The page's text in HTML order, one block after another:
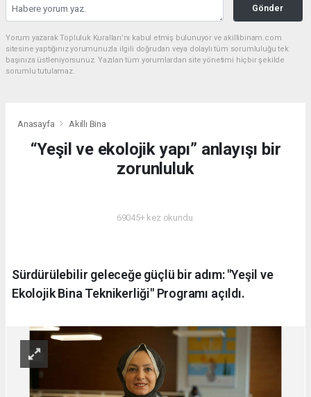
Gönder
Yorum yazarak Topluluk Kuralları’nı kabul etmiş bulunuyor ve akillibinam.com
sitesine yaptığınız yorumunuzla ilgili doğrudan veya dolaylı tüm sorumluluğu tek
başınıza üstleniyorsunuz. Yazılan tüm yorumlardan site yönetimi hiçbir şekilde
sorumlu tutulamaz.
Anasayfa Akıllı Bina
“Yeşil ve ekolojik yapı” anlayışı bir
zorunluluk
69045+ kez okundu.
Sürdürülebilir geleceğe güçlü bir adım: "Yeşil ve
Ekolojik Bina Teknikerliği" Programı açıldı.